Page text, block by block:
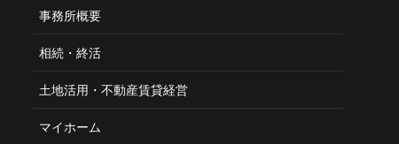
事務所概要
相続・終活
土地活用・不動産賃貸経営
マイホーム